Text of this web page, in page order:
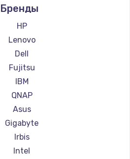
890 руб.
Заказать
1760 руб.
Заказать
Бренды
HP
Lenovo
Dell
Fujitsu
IBM
QNAP
Asus
Gigabyte
Irbis
Intel